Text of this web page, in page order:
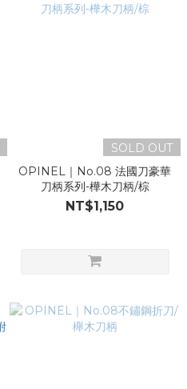
SOLD OUT
OPINEL｜No.08 法國刀豪華
刀柄系列-樺木刀柄/棕
NT$1,150